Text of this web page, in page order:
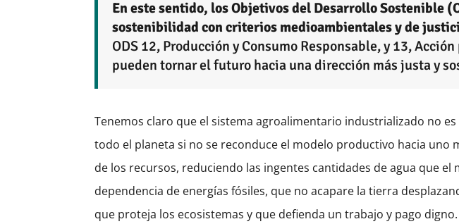
En este sentido, los Objetivos del Desarrollo Sostenible
sostenibilidad con criterios medioambientales y de
ODS 12, Producción y Consumo Responsable, y 13,
pueden tornar el futuro hacia una dirección más justa y
Tenemos claro que el sistema agroalimentario industrializado no
todo el planeta si no se reconduce el modelo productivo hacia uno
de los recursos, reduciendo las ingentes cantidades de agua que
dependencia de energías fósiles, que no acapare la tierra
que proteja los ecosistemas y que defienda un trabajo y pago digno.